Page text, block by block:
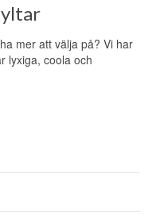
mer att välja på? Vi har
lyxiga, coola och